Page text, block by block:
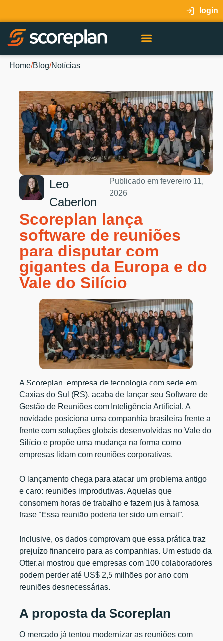
login
Home/Blog/Notícias
Leo
Caberlon
Publicado em fevereiro 11,
2026
Scoreplan lança
software de reuniões
para disputar com
gigantes da Europa e do
Vale do Silício
A Scoreplan, empresa de tecnologia com sede em
Caxias do Sul (RS), acaba de lançar seu Software de
Gestão de Reuniões com Inteligência Artificial. A
novidade posiciona uma companhia brasileira frente a
frente com soluções globais desenvolvidas no Vale do
Silício e propõe uma mudança na forma como
empresas lidam com reuniões corporativas.
O lançamento chega para atacar um problema antigo
e caro: reuniões improdutivas. Aquelas que
consomem horas de trabalho e fazem jus à famosa
frase “Essa reunião poderia ter sido um email”.
Inclusive, os dados comprovam que essa prática traz
prejuízo financeiro para as companhias. Um estudo da
Otter.ai mostrou que empresas com 100 colaboradores
podem perder até US$ 2,5 milhões por ano com
reuniões desnecessárias.
A proposta da Scoreplan
O mercado já tentou modernizar as reuniões com